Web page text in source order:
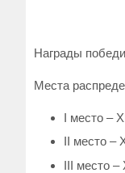
Награды
Места
I место –
II место –
III место –